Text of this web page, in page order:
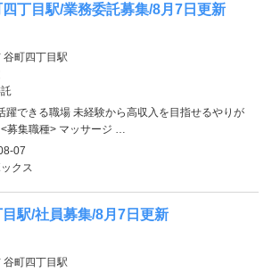
丁目駅/業務委託募集/8月7日更新
谷町四丁目駅
躍できる職場 未経験から高収入を目指せるやりが
募集職種> マッサージ …
07
クス
駅/社員募集/8月7日更新
谷町四丁目駅